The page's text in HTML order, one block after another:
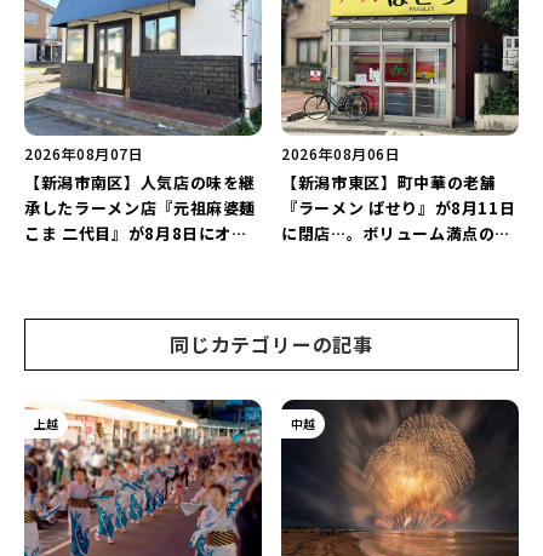
2026年08月07日
【新潟市南区】人気店の味を継
承したラーメン店『元祖麻婆麺
こま 二代目』が8月8日にオー
2026年08月06日
【新潟市東区】町中華の老舗
『ラーメン ぱせり』が8月11日
に閉店…。ボリューム満点の名
同じカテゴリーの記事
上越 中越